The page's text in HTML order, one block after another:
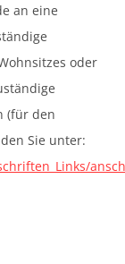
an eine
oder
(für den
Sie unter: